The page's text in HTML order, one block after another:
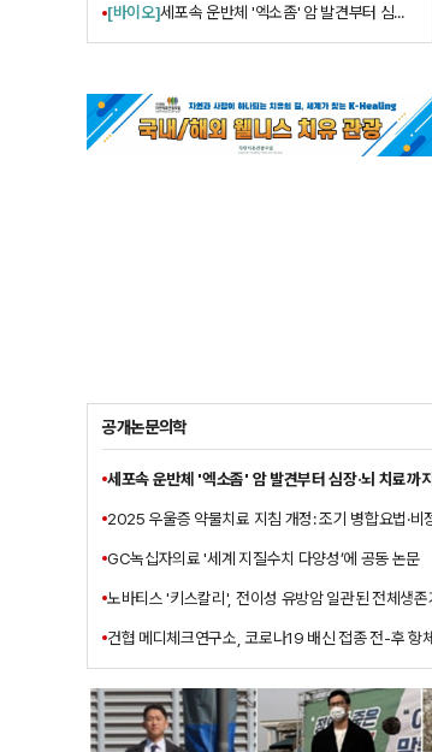
[바이오] 세포속 운반체 '엑소좀' 암 발견부터 심장·뇌 치료까지 발전
공개논문의학
세포속 운반체 '엑소좀' 암 발견부터 심장·뇌 치료까
2025 우울증 약물치료 지침 개정: 조기 병합요법·비
GC녹십자의료 '세계 지질수치 다양성’에 공동 논문
노바티스 '키스칼리', 전이성 유방암 일관된 전체생존
건협 메디체크연구소, 코로나19 배신 접종 전-후 항